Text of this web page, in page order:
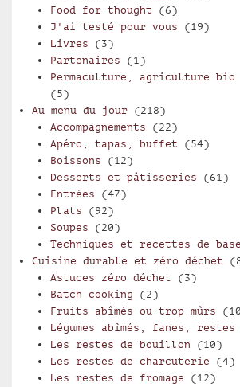
Food for thought (6)
J'ai testé pour vous (19)
Livres (3)
Partenaires (1)
Permaculture, agriculture bio
(5)
Au menu du jour (218)
Accompagnements (22)
Apéro, tapas, buffet (54)
Boissons (12)
Desserts et pâtisseries (61)
Entrées (47)
Plats (92)
Soupes (20)
Techniques et recettes de base
Cuisine durable et zéro déchet
Astuces zéro déchet (3)
Batch cooking (2)
Fruits abîmés ou trop mûrs
Légumes abîmés, fanes,
Les restes de bouillon (10)
Les restes de charcuterie (4)
Les restes de fromage (12)